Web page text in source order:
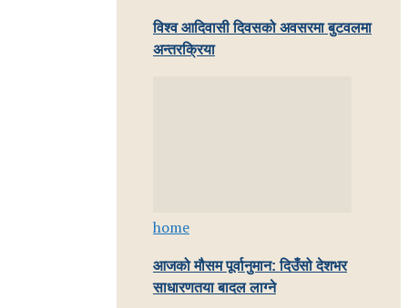
विश्व आदिवासी दिवसको अवसरमा बुटवलमा
अन्तरक्रिया
home
आजको मौसम पूर्वानुमान: दिउँसो देशभर
साधारणतया बादल लाग्ने